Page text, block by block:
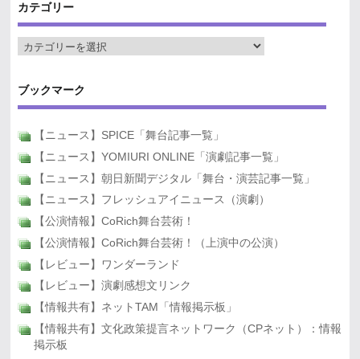
カテゴリー
ブックマーク
【ニュース】SPICE「舞台記事一覧」
【ニュース】YOMIURI ONLINE「演劇記事一覧」
【ニュース】朝日新聞デジタル「舞台・演芸記事一覧」
【ニュース】フレッシュアイニュース（演劇）
【公演情報】CoRich舞台芸術！
【公演情報】CoRich舞台芸術！（上演中の公演）
【レビュー】ワンダーランド
【レビュー】演劇感想文リンク
【情報共有】ネットTAM「情報掲示板」
【情報共有】文化政策提言ネットワーク（CPネット）：情報
掲示板